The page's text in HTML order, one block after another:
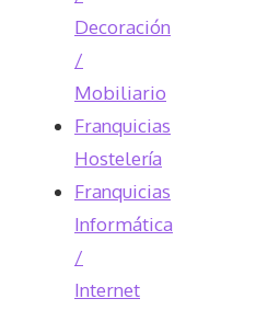
Decoración
/
Mobiliario
Franquicias
Hostelería
Franquicias
Informática
/
Internet